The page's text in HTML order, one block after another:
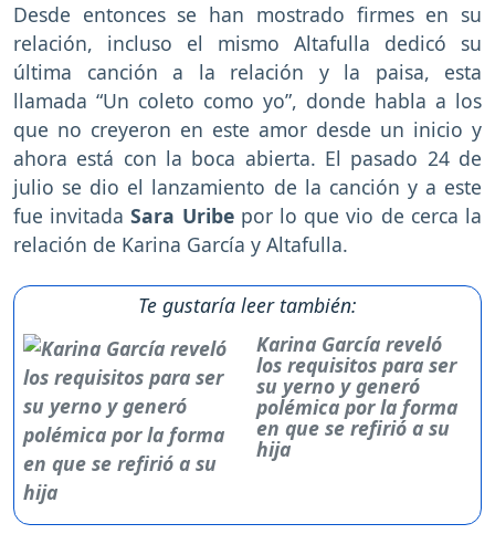
Desde entonces se han mostrado firmes en su
relación, incluso el mismo Altafulla dedicó su
última canción a la relación y la paisa, esta
llamada “Un coleto como yo”, donde habla a los
que no creyeron en este amor desde un inicio y
ahora está con la boca abierta. El pasado 24 de
julio se dio el lanzamiento de la canción y a este
fue invitadaSara Uribepor lo que vio de cerca la
relación de Karina García y Altafulla.
Te gustaría leer también:
Karina García reveló
los requisitos para ser
su yerno y generó
polémica por la forma
en que se refirió a su
hija